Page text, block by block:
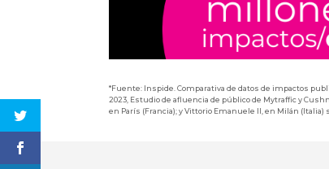
*Fuente: Inspide. Comparativa de datos de impactos
2023, Estudio de afluencia de público de Mytraffic y
en París (Francia); y Vittorio Emanuele II, en Milán